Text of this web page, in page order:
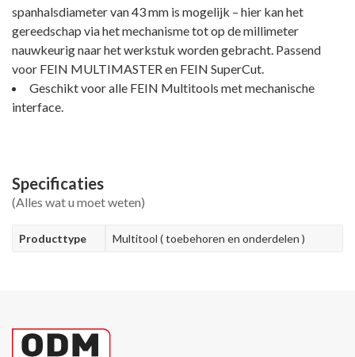
spanhalsdiameter van 43 mm is mogelijk – hier kan het
gereedschap via het mechanisme tot op de millimeter
nauwkeurig naar het werkstuk worden gebracht. Passend
voor FEIN MULTIMASTER en FEIN SuperCut.
Geschikt voor alle FEIN Multitools met mechanische
interface.
Specificaties
(Alles wat u moet weten)
Producttype Multitool ( toebehoren en onderdelen )